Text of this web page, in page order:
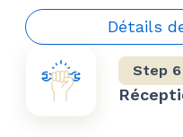
Détails